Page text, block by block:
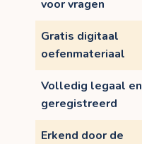
voor vragen
Gratis digitaal
oefenmateriaal
Volledig legaal en
geregistreerd
Erkend door de